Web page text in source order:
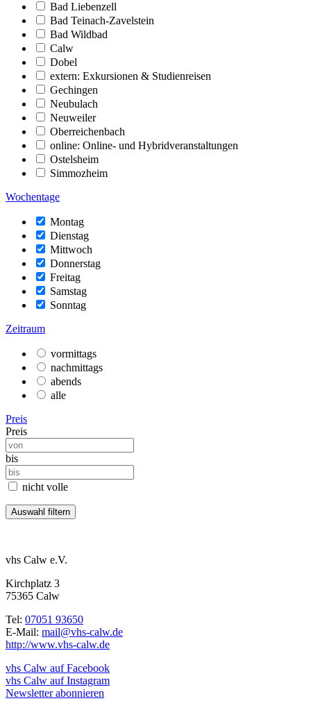
Bad Liebenzell
Bad Teinach-Zavelstein
Bad Wildbad
Calw
Dobel
extern: Exkursionen & Studienreisen
Gechingen
Neubulach
Neuweiler
Oberreichenbach
online: Online- und Hybridveranstaltungen
Ostelsheim
Simmozheim
Wochentage
Montag
Dienstag
Mittwoch
Donnerstag
Freitag
Samstag
Sonntag
Zeitraum
vormittags
nachmittags
abends
alle
Preis
Preis
bis
nicht volle
vhs Calw e.V.
Kirchplatz 3
75365 Calw
Tel: 07051 93650
E-Mail: mail@vhs-calw.de
http://www.vhs-calw.de
vhs Calw auf Facebook
vhs Calw auf Instagram
Newsletter abonnieren